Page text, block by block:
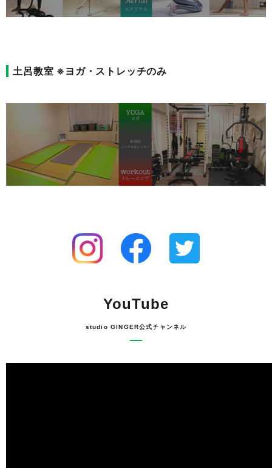
土呂教室 ※ヨガ・ストレッチのみ
YouTube
studio GINGER公式チャンネル